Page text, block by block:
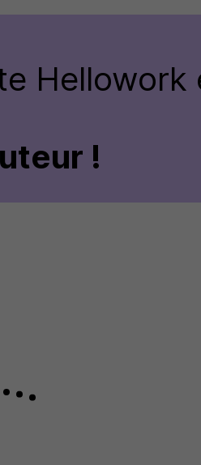
Hellowork
!